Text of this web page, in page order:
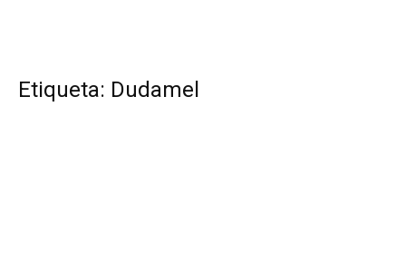
Etiqueta: Dudamel